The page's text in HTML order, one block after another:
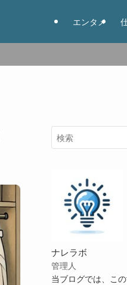
エンタメ
ナレラボ
管理人
当ブログでは、こ